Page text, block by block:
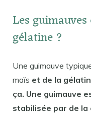
Les
gélatine ?
Une guimauve
maïs et de la
ça. Une guimauve
stabilisée par de la